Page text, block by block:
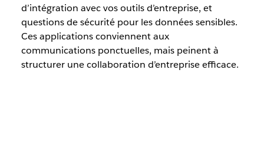
d’intégration avec vos outils d’entreprise, et
questions de sécurité pour les données sensibles.
Ces applications conviennent aux
communications ponctuelles, mais peinent à
structurer une collaboration d’entreprise efficace.